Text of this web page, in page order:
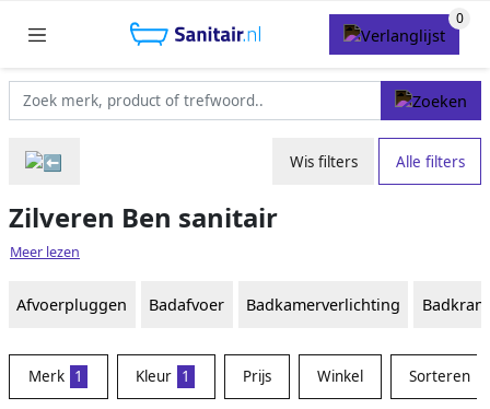
Wis filters Alle filters
Zilveren Ben sanitair
Meer lezen
Afvoerpluggen Badafvoer Badkamerverlichting
Merk 1 Kleur 1 Prijs Winkel Sorteren